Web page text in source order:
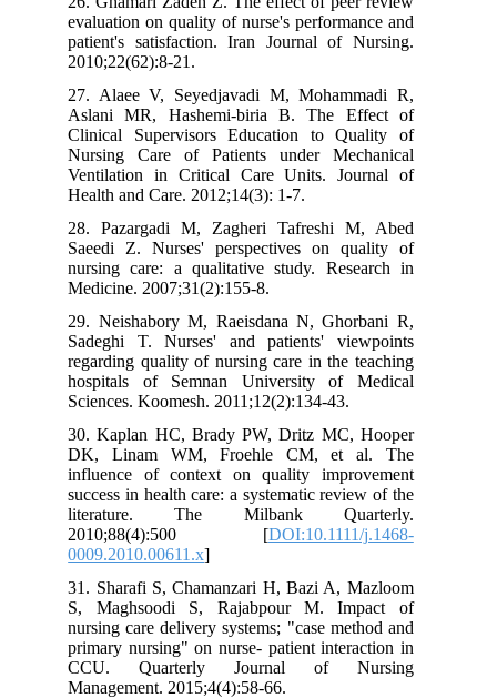
evaluation on quality of nurse's performance and
patient's satisfaction. Iran Journal of Nursing.
2010;22(62):8-21.
27. Alaee V, Seyedjavadi M, Mohammadi R,
Aslani MR, Hashemi-biria B. The Effect of
Clinical Supervisors Education to Quality of
Nursing Care of Patients under Mechanical
Ventilation in Critical Care Units. Journal of
Health and Care. 2012;14(3): 1-7.
28. Pazargadi M, Zagheri Tafreshi M, Abed
Saeedi Z. Nurses' perspectives on quality of
nursing care: a qualitative study. Research in
Medicine. 2007;31(2):155-8.
29. Neishabory M, Raeisdana N, Ghorbani R,
Sadeghi T. Nurses' and patients' viewpoints
regarding quality of nursing care in the teaching
hospitals of Semnan University of Medical
Sciences. Koomesh. 2011;12(2):134-43.
30. Kaplan HC, Brady PW, Dritz MC, Hooper
DK, Linam WM, Froehle CM, et al. The
influence of context on quality improvement
success in health care: a systematic review of the
literature. The Milbank Quarterly.
2010;88(4):500 [DOI:10.1111/j.1468-
0009.2010.00611.x
31. Sharafi S, Chamanzari H, Bazi A, Mazloom
S, Maghsoodi S, Rajabpour M. Impact of
nursing care delivery systems; "case method and
primary nursing" on nurse- patient interaction in
CCU. Quarterly Journal of Nursing
Management. 2015;4(4):58-66.